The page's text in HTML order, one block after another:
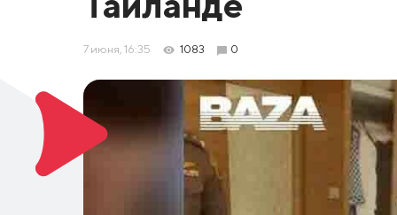
7 июня, 16:35 1083 0